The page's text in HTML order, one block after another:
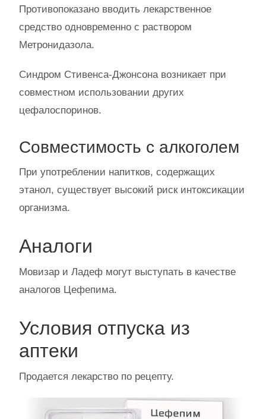
Противопоказано вводить лекарственное
средство одновременно с раствором
Метронидазола.
Синдром Стивенса-Джонсона возникает при
совместном использовании других
цефалоспоринов.
Совместимость с алкоголем
При употреблении напитков, содержащих
этанол, существует высокий риск интоксикации
организма.
Аналоги
Мовизар и Ладеф могут выступать в качестве
аналогов Цефепима.
Условия отпуска из
аптеки
Продается лекарство по рецепту.